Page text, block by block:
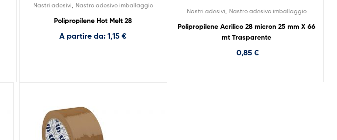
Nastri adesivi Nastro adesivo imballaggio
Polipropilene Hot Melt 28
A partire da: 1,15€
Nastri adesivi Nastro adesivo imballaggio
Polipropilene Acrilico 28 micron 25 mm X 66
mt Trasparente
0,85 €